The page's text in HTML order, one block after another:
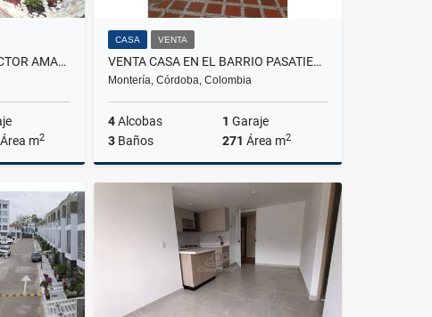
VENTA APARTAMENTO SECTOR AMARILO VILLAVICENCIO
Área m2
Venta
CASA VENTA
VENTA CASA EN EL BARRIO PASATIEMPO MONTERIA CORDOBA COLOMBIA
Montería, Córdoba, Colombia
4Alcobas 1 Garaje
3 Baños 271 Área m2
$450.000.000